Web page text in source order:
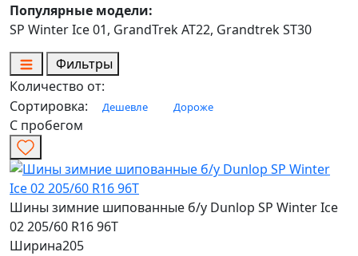
Популярные модели:
SP Winter Ice 01, GrandTrek AT22, Grandtrek ST30
Фильтры
Количество от:
Сортировка:
Дешевле Дороже
С пробегом
Шины зимние шипованные б/у Dunlop SP Winter Ice
02 205/60 R16 96T
Ширина205